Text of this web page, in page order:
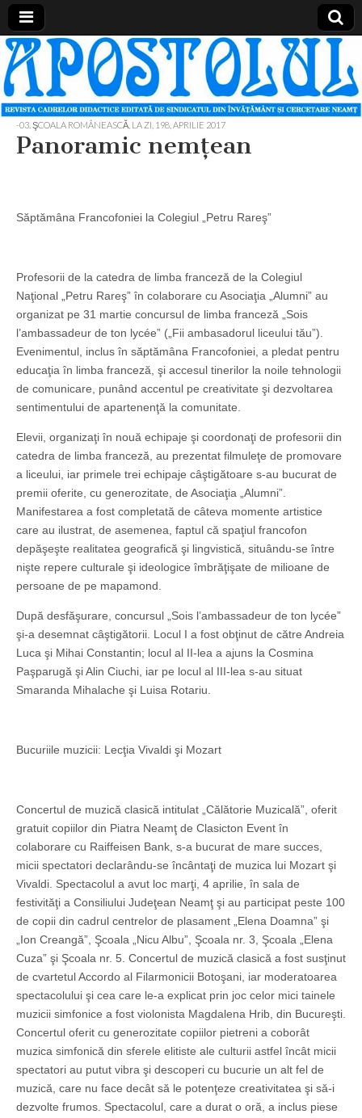
Apostolul
Revista
cadrelor
didactice
din
judetul
Neamt
-03. ŞCOALA ROMÂNEASCĂ, LA ZI 198, APRILIE 2017
Panoramic nemţean
Săptămâna Francofoniei la Colegiul „Petru Rareş”
Profesorii de la catedra de limba franceză de la Colegiul
Naţional „Petru Rareş” în colaborare cu Asociaţia „Alumni” au
organizat pe 31 martie concursul de limba franceză „Sois
l’ambassadeur de ton lycée” („Fii ambasadorul liceului tău”).
Evenimentul, inclus în săptămâna Francofoniei, a pledat pentru
educaţia în limba franceză, şi accesul tinerilor la noile tehnologii
de comunicare, punând accentul pe creativitate şi dezvoltarea
sentimentului de apartenenţă la comunitate.
Elevii, organizaţi în nouă echipaje şi coordonaţi de profesorii din
catedra de limba franceză, au prezentat filmuleţe de promovare
a liceului, iar primele trei echipaje câştigătoare s-au bucurat de
premii oferite, cu generozitate, de Asociaţia „Alumni”.
Manifestarea a fost completată de câteva momente artistice
care au ilustrat, de asemenea, faptul că spaţiul francofon
depăşeşte realitatea geografică şi lingvistică, situându-se între
nişte repere culturale şi ideologice îmbrăţişate de milioane de
persoane de pe mapamond.
După desfăşurare, concursul „Sois l’ambassadeur de ton lycée”
şi-a desemnat câştigătorii. Locul I a fost obţinut de către Andreia
Luca şi Mihai Constantin; locul al II-lea a ajuns la Cosmina
Paşparugă şi Alin Ciuchi, iar pe locul al III-lea s-au situat
Smaranda Mihalache şi Luisa Rotariu.
Bucuriile muzicii: Lecţia Vivaldi şi Mozart
Concertul de muzică clasică intitulat „Călătorie Muzicală”, oferit
gratuit copiilor din Piatra Neamţ de Clasicton Event în
colaborare cu Raiffeisen Bank, s-a bucurat de mare succes,
micii spectatori declarându-se încântaţi de muzica lui Mozart şi
Vivaldi. Spectacolul a avut loc marţi, 4 aprilie, în sala de
festivităţi a Consiliului Judeţean Neamţ şi au participat peste 100
de copii din cadrul centrelor de plasament „Elena Doamna” şi
„Ion Creangă”, Şcoala „Nicu Albu”, Şcoala nr. 3, Şcoala „Elena
Cuza” şi Şcoala nr. 5. Concertul de muzică clasică a fost susţinut
de cvartetul Accordo al Filarmonicii Botoşani, iar moderatoarea
spectacolului şi cea care le-a explicat prin joc celor mici tainele
muzicii simfonice a fost violonista Magdalena Hrib, din Bucureşti.
Concertul oferit cu generozitate copiilor pietreni a coborât
muzica simfonică din sferele elitiste ale culturii astfel încât micii
spectatori au putut vibra şi descoperi cu bucurie un alt fel de
muzică, care nu face decât să le potenţeze creativitatea şi să-i
dezvolte frumos. Spectacolul, care a durat o oră, a inclus piese